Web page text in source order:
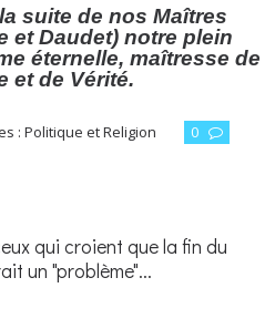
suite de nos Maîtres
et Daudet) notre plein
éternelle, maîtresse de
et de Vérité.
:Politique et Religion 0
qui croient que la fin du
un "problème"...